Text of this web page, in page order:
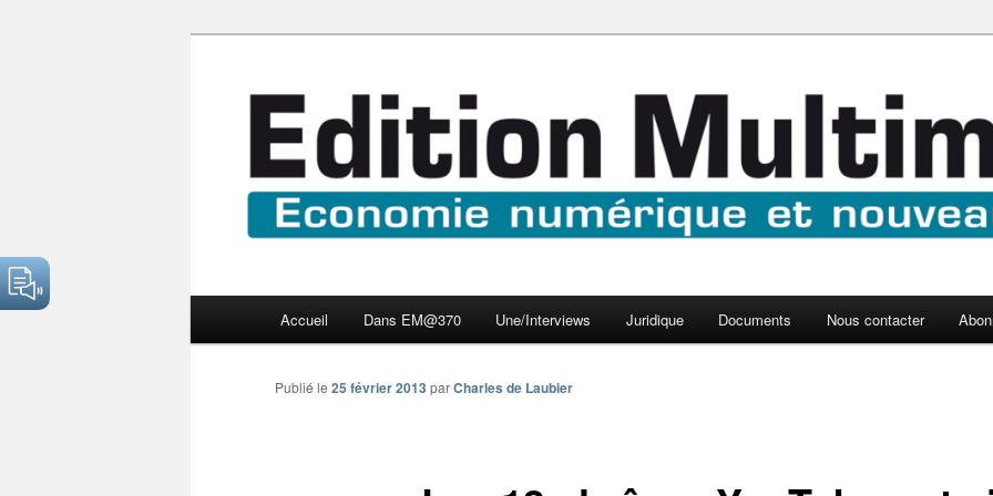
Edition Multimédi@
Accueil Dans EM@370 Une/Interviews Juridique Documents Nous contacter
Publié le 25 février 2013 parCharles de Laubier